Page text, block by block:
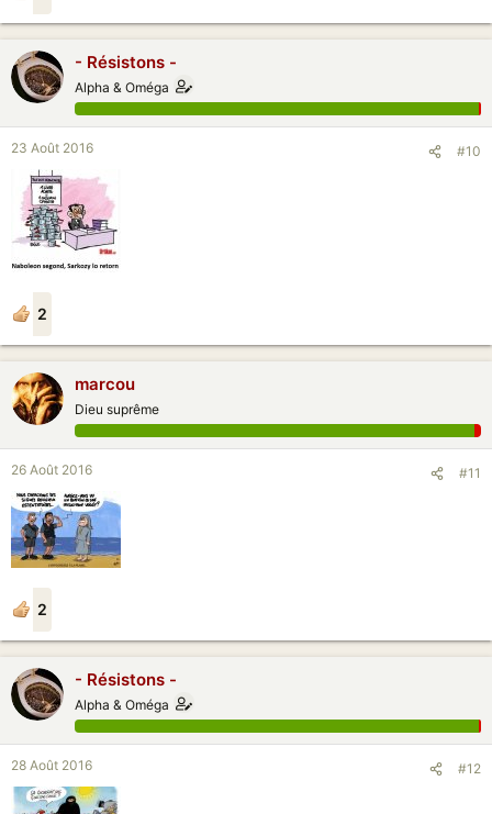
- Résistons -
Alpha & Oméga
23 Août 2016 #10
2
marcou
Dieu suprême
26 Août 2016 #11
2
- Résistons -
Alpha & Oméga
28 Août 2016 #12